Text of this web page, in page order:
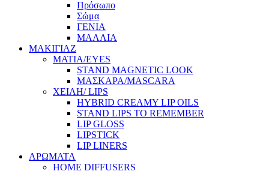
Πρόσωπο
Σώμα
ΓΕΝΙΑ
ΜΑΛΛΙΑ
ΜΑΚΙΓΙΑΖ
ΜΑΤΙΑ/EYES
STAND MAGNETIC LOOK
ΜΑΣΚΑΡΑ/MASCARA
ΧΕΙΛΗ/ LIPS
HYBRID CREAMY LIP OILS
STAND LIPS TO REMEMBER
LIP GLOSS
LIPSTICK
LIP LINERS
ΑΡΩΜΑΤΑ
HOME DIFFUSERS